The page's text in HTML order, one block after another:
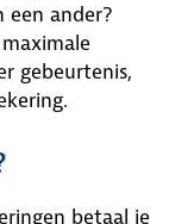
een ander?
gebeurtenis,
betaal je